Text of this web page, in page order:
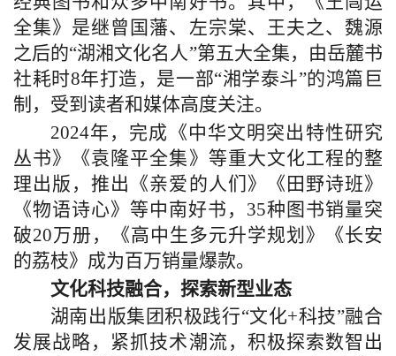
全集》是继曾国藩、左宗棠、王夫之、魏源
之后的“湖湘文化名人”第五大全集，由岳麓书
社耗时8年打造，是一部“湘学泰斗”的鸿篇巨
制，受到读者和媒体高度关注。
2024年，完成《中华文明突出特性研究
丛书》《袁隆平全集》等重大文化工程的整
理出版，推出《亲爱的人们》《田野诗班》
《物语诗心》等中南好书，35种图书销量突
破20万册，《高中生多元升学规划》《长安
的荔枝》成为百万销量爆款。
文化科技融合，探索新型业态
湖南出版集团积极践行“文化+科技”融合
发展战略，紧抓技术潮流，积极探索数智出